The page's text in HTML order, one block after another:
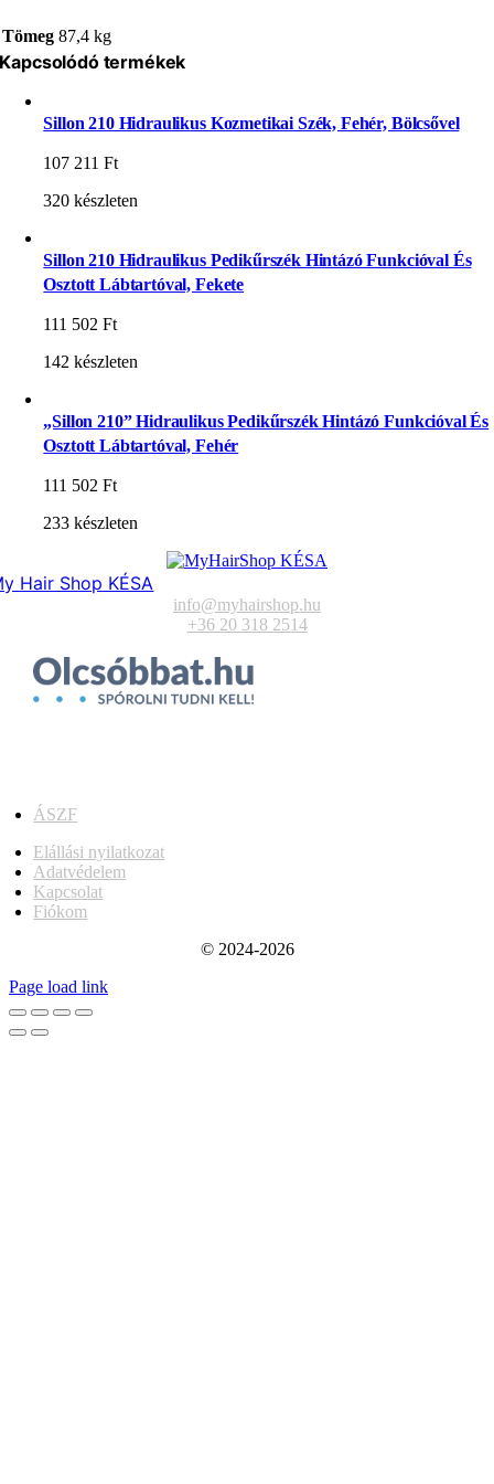
Tömeg 87,4 kg
Kapcsolódó termékek
Sillon 210 Hidraulikus Kozmetikai Szék, Fehér, Bölcsővel
107 211Ft
320 készleten
Sillon 210 Hidraulikus Pedikűrszék Hintázó Funkcióval És
Osztott Lábtartóval, Fekete
111 502Ft
142 készleten
„Sillon 210” Hidraulikus Pedikűrszék Hintázó Funkcióval És
Osztott Lábtartóval, Fehér
111 502Ft
233 készleten
Hair Shop KÉSA
info@myhairshop.hu
+36 20 318 2514
ÁSZF
Elállási nyilatkozat
Adatvédelem
Kapcsolat
Fiókom
© 2024-2026
Page load link